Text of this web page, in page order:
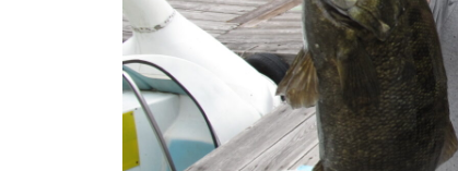
ス
ワ
ン
ボ
ー
w
e